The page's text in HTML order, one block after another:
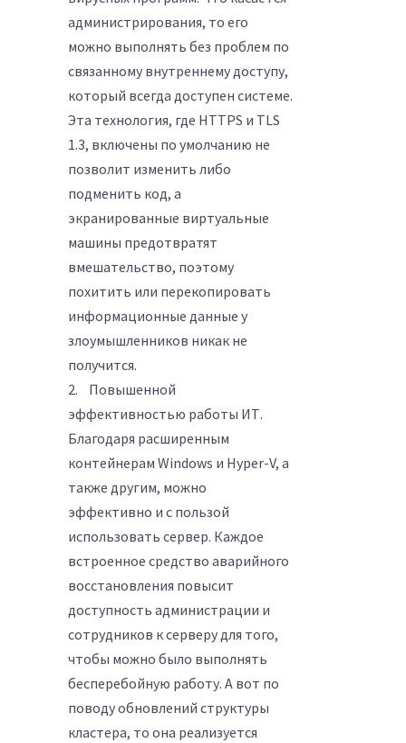
администрирования, то его
можно выполнять без проблем по
связанному внутреннему доступу,
который всегда доступен системе.
Эта технология, где HTTPS и TLS
1.3, включены по умолчанию не
позволит изменить либо
подменить код, а
экранированные виртуальные
машины предотвратят
вмешательство, поэтому
похитить или перекопировать
информационные данные у
злоумышленников никак не
получится.
2. Повышенной
эффективностью работы ИТ.
Благодаря расширенным
контейнерам Windows и Hyper-V, а
также другим, можно
эффективно и с пользой
использовать сервер. Каждое
встроенное средство аварийного
восстановления повысит
доступность администрации и
сотрудников к серверу для того,
чтобы можно было выполнять
бесперебойную работу. А вот по
поводу обновлений структуры
кластера, то она реализуется